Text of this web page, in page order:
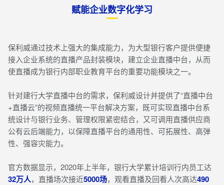
赋能企业数字化学习
保利威通过技术上强大的集成能力，为大型银行客户提供便捷
接入企业系统的直播产品封装模块，建立企业直播中台，从而
使直播成为银行内部职业教育平台的重要功能模块之一。
针对建行大学直播中台的需求，保利威设计并提供了“直播中台
+直播云”的视频直播统一平台解决方案，既可实现直播中台系
统设计与银行业务、管理权限紧密结合，又可调用直播供应商
公有云后端能力，以保障直播平台的通用性、可拓展性、高弹
性、强容灾能力。
官方数据显示，2020年上半年，银行大学累计培训行内员工达
32万人，直播场次接近5000场，观看直播及回看人次高达490